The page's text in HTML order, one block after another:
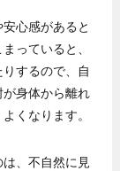
心感があると
っていると、
するので、自
身体から離れ
くなります。
、不自然に見